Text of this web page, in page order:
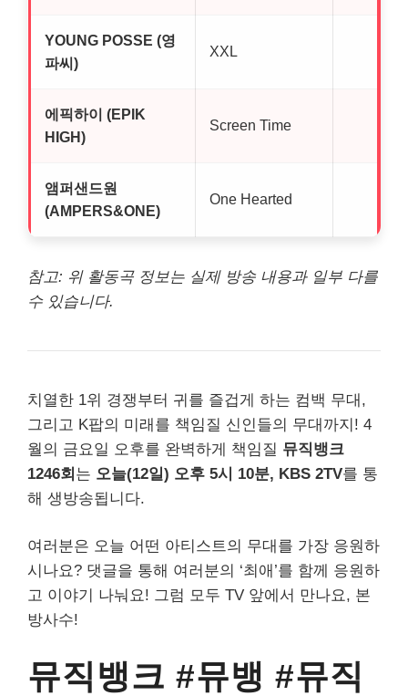
YOUNG POSSE (영
파씨)
XXL
에픽하이 (EPIK
HIGH)
Screen Time
앰퍼샌드원
(AMPERS&ONE)
One Hearted
참고: 위 활동곡 정보는 실제 방송 내용과 일부 다를
수 있습니다.
치열한 1위 경쟁부터 귀를 즐겁게 하는 컴백 무대,
그리고 K팝의 미래를 책임질 신인들의 무대까지! 4
월의 금요일 오후를 완벽하게 책임질 뮤직뱅크
1246회 는 오늘(12일) 오후 5시 10분, KBS 2TV를 통
해 생방송됩니다.
여러분은 오늘 어떤 아티스트의 무대를 가장 응원하
시나요? 댓글을 통해 여러분의 ‘최애’를 함께 응원하
고 이야기 나눠요! 그럼 모두 TV 앞에서 만나요, 본
방사수!
뮤직뱅크 #뮤뱅 #뮤직